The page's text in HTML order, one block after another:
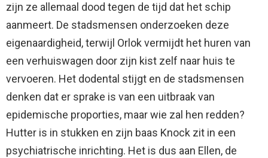
zijn ze allemaal dood tegen de tijd dat het schip
aanmeert. De stadsmensen onderzoeken deze
eigenaardigheid, terwijl Orlok vermijdt het huren van
een verhuiswagen door zijn kist zelf naar huis te
vervoeren. Het dodental stijgt en de stadsmensen
denken dat er sprake is van een uitbraak van
epidemische proporties, maar wie zal hen redden?
Hutter is in stukken en zijn baas Knock zit in een
psychiatrische inrichting. Het is dus aan Ellen, de